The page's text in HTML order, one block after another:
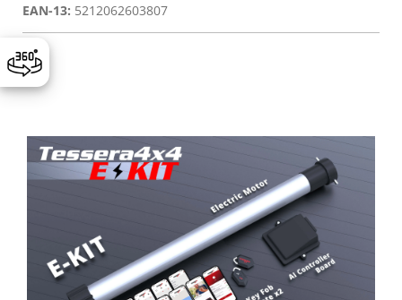
EAN-13: 5212062603807